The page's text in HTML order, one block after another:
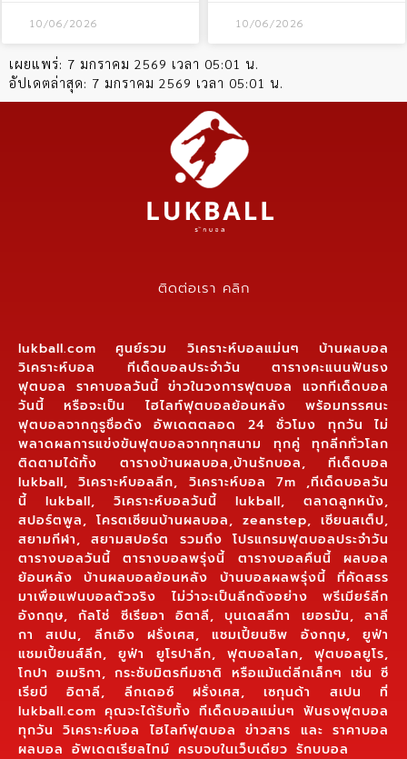
10/06/2026 10/06/2026
เผยแพร่: 7 มกราคม 2569 เวลา 05:01 น.
อัปเดตล่าสุด: 7 มกราคม 2569 เวลา 05:01 น.
ติดต่อเรา คลิก
lukball.com ศูนย์รวม วิเคราะห์บอลแม่นๆ บ้านผลบอล
วิเคราะห์บอล ทีเด็ดบอลประจำวัน ตารางคะแนนฟันธง
ฟุตบอล ราคาบอลวันนี้ ข่าวในวงการฟุตบอล แจกทีเด็ดบอล
วันนี้ หรือจะเป็น ไฮไลท์ฟุตบอลย้อนหลัง พร้อมทรรศนะ
ฟุตบอลจากกูรูชื่อดัง อัพเดตตลอด 24 ชั่วโมง ทุกวัน ไม่
พลาดผลการแข่งขันฟุตบอลจากทุกสนาม ทุกคู่ ทุกลีกทั่วโลก
ติดตามได้ทั้ง ตารางบ้านผลบอล,บ้านรักบอล, ทีเด็ดบอล
lukball, วิเคราะห์บอลลีก, วิเคราะห์บอล 7m ,ทีเด็ดบอลวัน
นี้ lukball, วิเคราะห์บอลวันนี้ lukball, ตลาดลูกหนัง,
สปอร์ตพูล, โครตเซียนบ้านผลบอล, zeanstep, เซียนสเต็ป,
สยามกีฬา, สยามสปอร์ต รวมถึง โปรแกรมฟุตบอลประจำวัน
ตารางบอลวันนี้ ตารางบอลพรุ่งนี้ ตารางบอลคืนนี้ ผลบอล
ย้อนหลัง บ้านผลบอลย้อนหลัง บ้านบอลผลพรุ่งนี้ ที่คัดสรร
มาเพื่อแฟนบอลตัวจริง ไม่ว่าจะเป็นลีกดังอย่าง พรีเมียร์ลีก
อังกฤษ, กัลโช่ ซีเรียอา อิตาลี, บุนเดสลีกา เยอรมัน, ลาลี
กา สเปน, ลีกเอิง ฝรั่งเศส, แชมเปี้ยนชิพ อังกฤษ, ยูฟ่า
แชมเปี้ยนส์ลีก, ยูฟ่า ยูโรปาลีก, ฟุตบอลโลก, ฟุตบอลยูโร,
โกปา อเมริกา, กระชับมิตรทีมชาติ หรือแม้แต่ลีกเล็กๆ เช่น ซี
เรียบี อิตาลี, ลีกเดอซ์ ฝรั่งเศส, เซกุนด้า สเปน ที่
lukball.com คุณจะได้รับทั้ง ทีเด็ดบอลแม่นๆ ฟันธงฟุตบอล
ทุกวัน วิเคราะห์บอล ไฮไลท์ฟุตบอล ข่าวสาร และ ราคาบอล
ผลบอล อัพเดตเรียลไทม์ ครบจบในเว็บเดียว รักบบอล